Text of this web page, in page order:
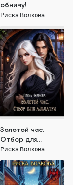
обниму!
Риска Волкова
Золотой час.
Отбор для
аллатри
Риска Волкова